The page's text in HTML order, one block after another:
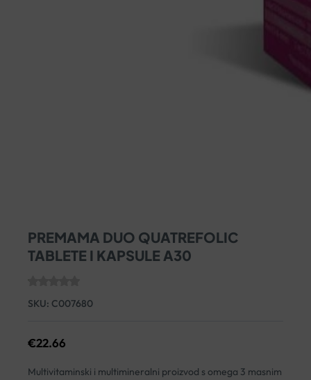
PREMAMA DUO QUATREFOLIC
TABLETE I KAPSULE A30
SKU: C007680
€22.66
Multivitaminski i multimineralni proizvod s omega 3 masnim